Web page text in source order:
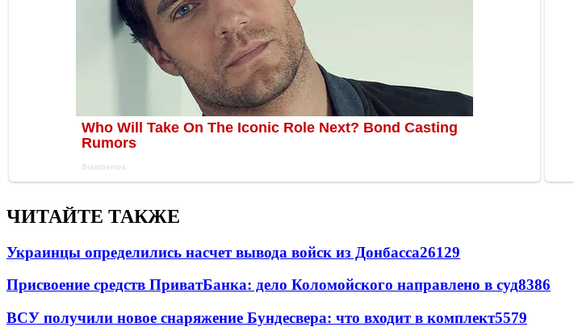
ЧИТАЙТЕ ТАКЖЕ
Украинцы определились насчет вывода войск из Донбасса26129
Присвоение средств ПриватБанка: дело Коломойского направлено в суд8386
ВСУ получили новое снаряжение Бундесвера: что входит в комплект5579